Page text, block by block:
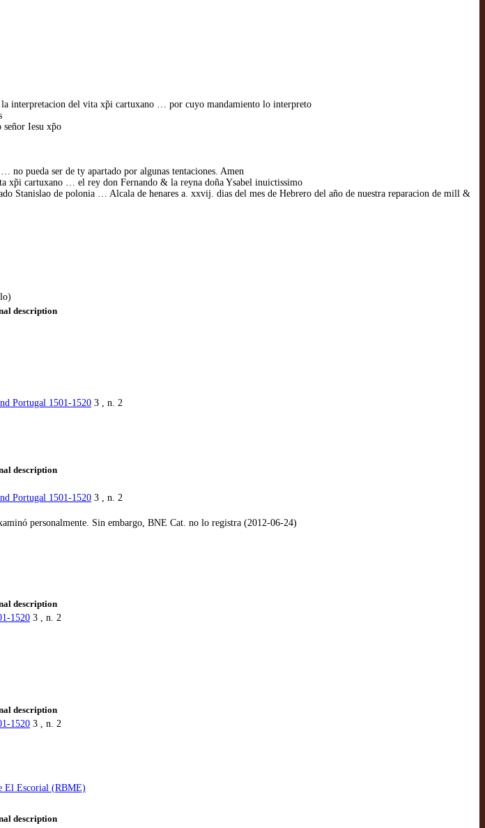
interpretacion del vita xp̃i cartuxano … por cuyo mandamiento lo interpreto
Iesu xp̃o
pueda ser de ty apartado por algunas tentaciones. Amen
xp̃i cartuxano … el rey don Fernando & la reyna doña Ysabel inuictissimo
de polonia … Alcala de henares a. xxvij. dias del mes de Hebrero del año de nuestra reparacion de mill &
description
Portugal 1501-1520 3 , n. 2
description
Portugal 1501-1520 3 , n. 2
personalmente. Sin embargo, BNE Cat. no lo registra (2012-06-24)
description
1520 3 , n. 2
description
1520 3 , n. 2
El Escorial (RBME)
description